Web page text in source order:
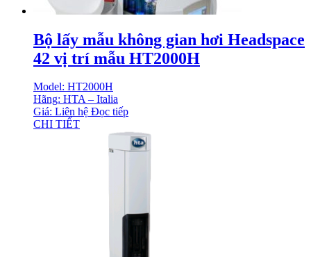
Bộ lấy mẫu không gian hơi Headspace
42 vị trí mẫu HT2000H
Model: HT2000H
Hãng: HTA – Italia
Giá: Liên hệ Đọc tiếp
CHI TIẾT